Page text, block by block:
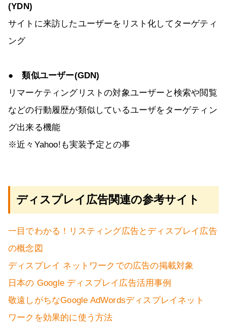
(YDN)
サイトに来訪したユーザーをリスト化してターゲティ
ング
● 類似ユーザー(GDN)
リマーケティングリストの対象ユーザーと検索や閲覧
などの行動履歴が類似しているユーザをターゲティン
グ出来る機能
※近々Yahoo!も実装予定との事
ディスプレイ広告関連の参考サイト
一目でわかる！リスティング広告とディスプレイ広告
の概念図
ディスプレイ ネットワークでの広告の掲載対象
日本の Google ディスプレイ広告活用事例
敬遠しがちなGoogle AdWordsディスプレイネット
ワークを効果的に使う方法